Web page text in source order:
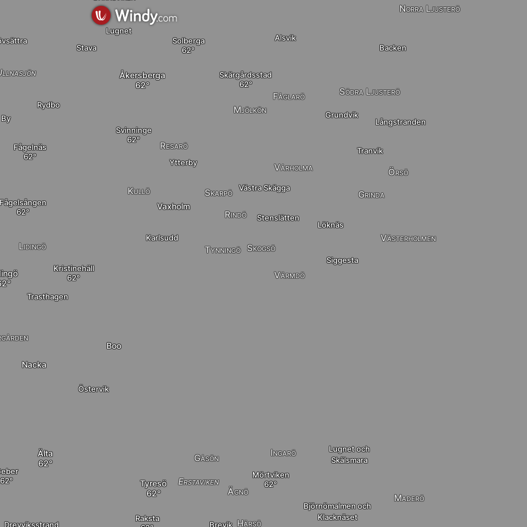
Mjölkön
Skärgårdsstad
Solberga
Åkersberga
Svinninge
Drevviksstrand
Älta
Brevik
Raksta
Mörtviken
Härsö
Ägnö
Gåsön
Erstaviken
Tyresö
Fågelnäs
Fågelsången
Kristinehäll
Lidingö
Tranvik
Löknäs
Västerholmen
Värmdö
Siggesta
Vårholma
Grinda
Örsö
Ytterby
Vaxholm
Västra Skägga
Skogsö
Stenslätten
Rindö
Tynningö
Karlsudd
Resarö
Skarpö
Kullö
Stava
Lugnet
Rydbo
Alsvik
Fåglarö
Backen
Norra Ljusterö
Grundvik
Södra Ljusterö
Långstranden
Björnömalmen och
Klacknäset
Maderö
Ingarö Lugnet och
Skälsmara
Trasthagen
Östervik
Nacka
Boo